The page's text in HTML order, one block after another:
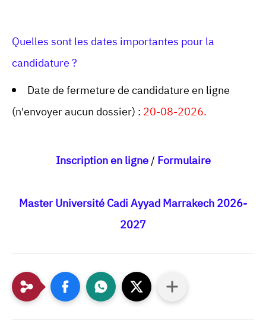
Quelles sont les dates importantes pour la
candidature ?
Date de fermeture de candidature en ligne
(n'envoyer aucun dossier) : 20-08-2026.
Inscription en ligne/ Formulaire
Master Université Cadi Ayyad Marrakech 2026-
2027